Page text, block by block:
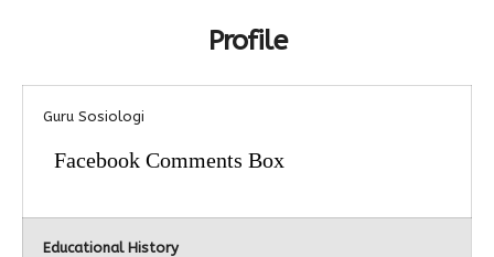
Antologi Puisi 3
Antologi Puisi 4
Profile
Guru Sosiologi
Facebook Comments Box
Educational History